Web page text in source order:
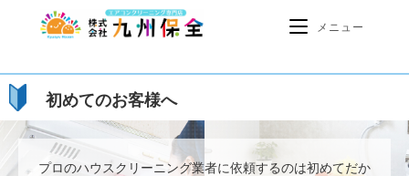
メニュー
初めてのお客様へ
プロのハウスクリーニング業者に依頼するのは初めてだか